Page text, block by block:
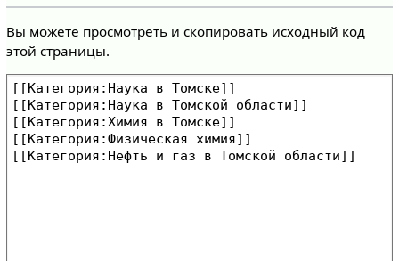
Вы можете просмотреть и скопировать исходный код
этой страницы.